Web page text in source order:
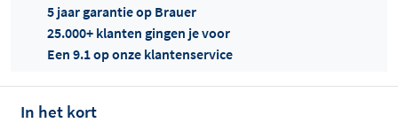
Offertes
5 jaar garantie op Brauer
25.000+ klanten gingen je voor
Een 9.1 op onze klantenservice
In het kort